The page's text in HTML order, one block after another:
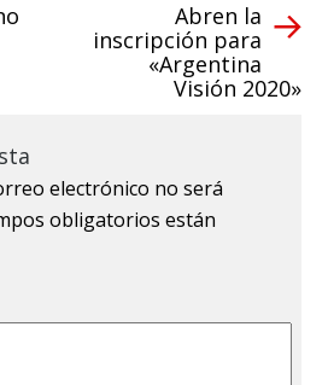
Abren la
inscripción para
«Argentina
Visión 2020»
electrónico no será
obligatorios están